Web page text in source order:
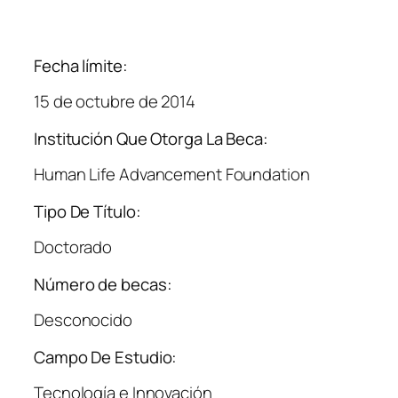
Fecha límite:
15 de octubre de 2014
Institución Que Otorga La Beca:
Human Life Advancement Foundation
Tipo De Título:
Doctorado
Número de becas:
Desconocido
Campo De Estudio:
Tecnología e Innovación